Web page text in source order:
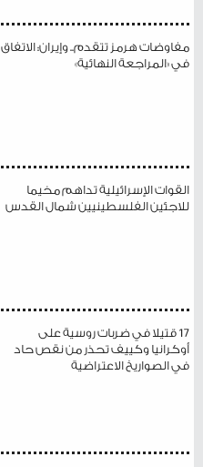
مفاوضات هرمز تتقدم.. وإيران: الاتفاق
في «المراجعة النهائية»
القوات الإسرائيلية تداهم مخيما
للاجئين الفلسطينيين شمال القدس
17 قتيلا في ضربات روسية على
أوكرانيا وكييف تحذر من نقص حاد
في الصواريخ الاعتراضية